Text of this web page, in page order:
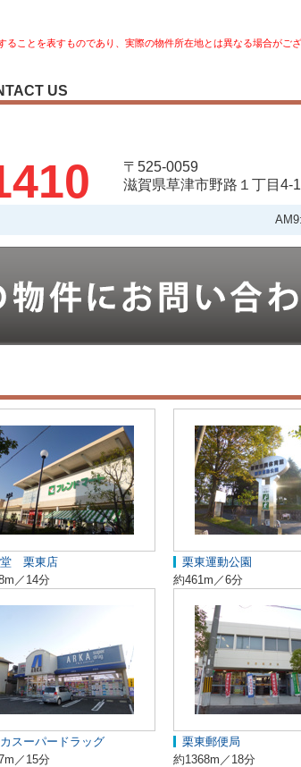
ことを表すものであり、実際の物件所在地とは異なる場合がござ
US
〒525-0059
滋賀県草津市野路１丁目4-
堂 栗東店
／14分
栗東運動公園
約461m／6分
スーパードラッグ
／15分
栗東郵便局
約1368m／18分